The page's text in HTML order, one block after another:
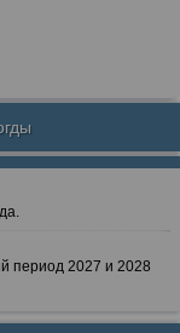
период 2027 и 2028